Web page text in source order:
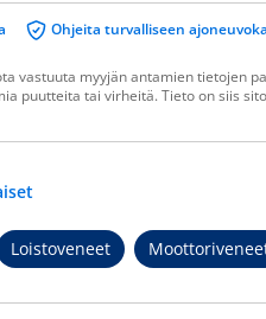
Ohjeita turvalliseen
vastuuta myyjän antamien tietojen
puutteita tai virheitä. Tieto on siis
Loistoveneet